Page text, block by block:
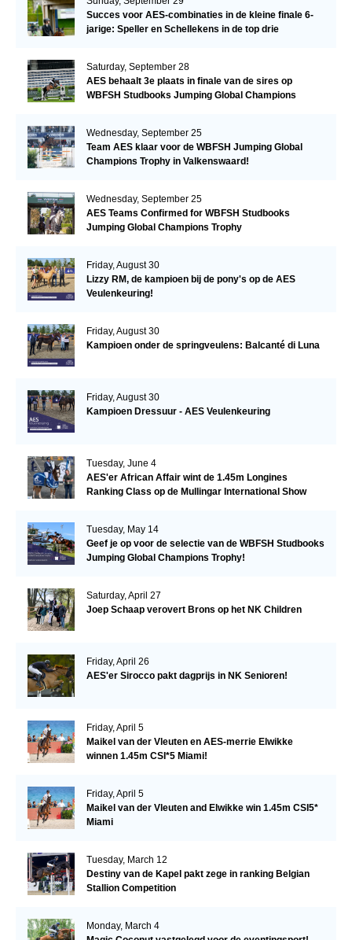
Succes voor AES-combinaties in de kleine finale 6-
jarige: Speller en Schellekens in de top drie
Saturday, September 28
AES behaalt 3e plaats in finale van de sires op
WBFSH Studbooks Jumping Global Champions
Wednesday, September 25
Team AES klaar voor de WBFSH Jumping Global
Champions Trophy in Valkenswaard!
Wednesday, September 25
AES Teams Confirmed for WBFSH Studbooks
Jumping Global Champions Trophy
Friday, August 30
Lizzy RM, de kampioen bij de pony's op de AES
Veulenkeuring!
Friday, August 30
Kampioen onder de springveulens: Balcanté di Luna
Friday, August 30
Kampioen Dressuur - AES Veulenkeuring
Tuesday, June 4
AES'er African Affair wint de 1.45m Longines
Ranking Class op de Mullingar International Show
Tuesday, May 14
Geef je op voor de selectie van de WBFSH Studbooks
Jumping Global Champions Trophy!
Saturday, April 27
Joep Schaap verovert Brons op het NK Children
Friday, April 26
AES'er Sirocco pakt dagprijs in NK Senioren!
Friday, April 5
Maikel van der Vleuten en AES-merrie Elwikke
winnen 1.45m CSI*5 Miami!
Friday, April 5
Maikel van der Vleuten and Elwikke win 1.45m CSI5*
Miami
Tuesday, March 12
Destiny van de Kapel pakt zege in ranking Belgian
Stallion Competition
Monday, March 4